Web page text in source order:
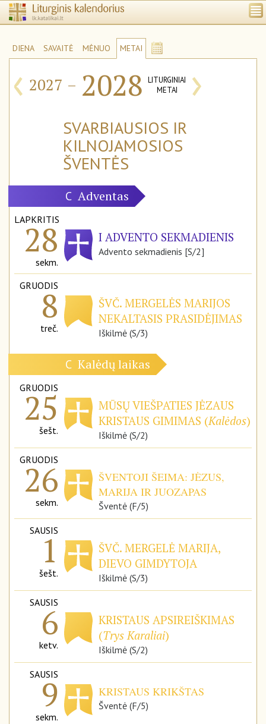
DIENA SAVAITĖ MĖNUO METAI
‹ 2027 – 2028 LITURGINIAI
METAI
›
SVARBIAUSIOS IR
KILNOJAMOSIOS
ŠVENTĖS
C Adventas
LAPKRITIS
28
sekm.
I ADVENTO SEKMADIENIS
Advento sekmadienis [S/2]
GRUODIS
8
treč.
ŠVČ. MERGELĖS MARIJOS
NEKALTASIS PRASIDĖJIMAS
Iškilmė (S/3)
C Kalėdų laikas
GRUODIS
25
šešt.
MŪSŲ VIEŠPATIES JĖZAUS
KRISTAUS GIMIMAS (Kalėdos)
Iškilmė (S/2)
GRUODIS
26
sekm.
ŠVENTOJI ŠEIMA: JĖZUS,
MARIJA IR JUOZAPAS
Šventė (F/5)
SAUSIS
1
šešt.
ŠVČ. MERGELĖ MARIJA,
DIEVO GIMDYTOJA
Iškilmė (S/3)
SAUSIS
6
ketv.
KRISTAUS APSIREIŠKIMAS
(Trys Karaliai)
Iškilmė (S/2)
SAUSIS
9
sekm.
KRISTAUS KRIKŠTAS
Šventė (F/5)